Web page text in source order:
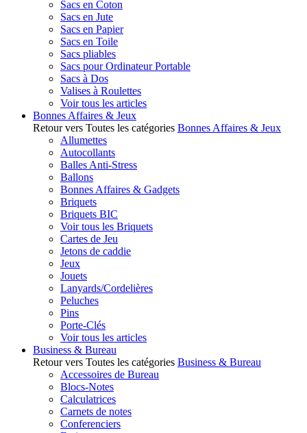
Sacs en Coton
Sacs en Jute
Sacs en Papier
Sacs en Toile
Sacs pliables
Sacs pour Ordinateur Portable
Sacs à Dos
Valises à Roulettes
Voir tous les articles
Bonnes Affaires & Jeux
Retour vers Toutes les catégories Bonnes Affaires & Jeux
Allumettes
Autocollants
Balles Anti-Stress
Ballons
Bonnes Affaires & Gadgets
Briquets
Briquets BIC
Voir tous les Briquets
Cartes de Jeu
Jetons de caddie
Jeux
Jouets
Lanyards/Cordelières
Peluches
Pins
Porte-Clés
Voir tous les articles
Business & Bureau
Retour vers Toutes les catégories Business & Bureau
Accessoires de Bureau
Blocs-Notes
Calculatrices
Carnets de notes
Conferenciers